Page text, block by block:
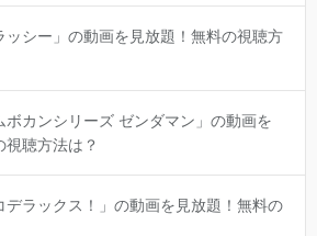
ッシー」の動画を見放題！無料の視聴方
ボカンシリーズ ゼンダマン」の動画を
視聴方法は？
デラックス！」の動画を見放題！無料の